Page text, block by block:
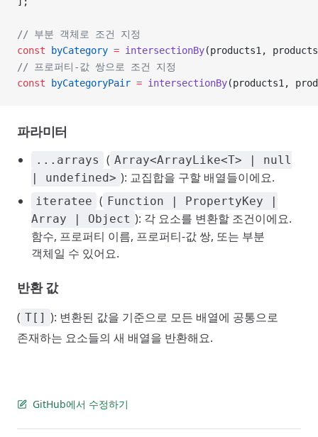
// 부분 객체로 조건 지정
const byCategory = intersectionBy(products1,
// 프로퍼티-값 쌍으로 조건 지정
const byCategoryPair = intersectionBy(products1,
파라미터
...arrays ( Array<ArrayLike<T> | null
| undefined> ): 교집합을 구할 배열들이에요.
iteratee ( Function | PropertyKey |
Array | Object ): 각 요소를 변환할 조건이에요.
함수, 프로퍼티 이름, 프로퍼티-값 쌍, 또는 부분
객체일 수 있어요.
반환 값
( T[] ): 변환된 값을 기준으로 모든 배열에 공통으로
존재하는 요소들의 새 배열을 반환해요.
GitHub에서 수정하기